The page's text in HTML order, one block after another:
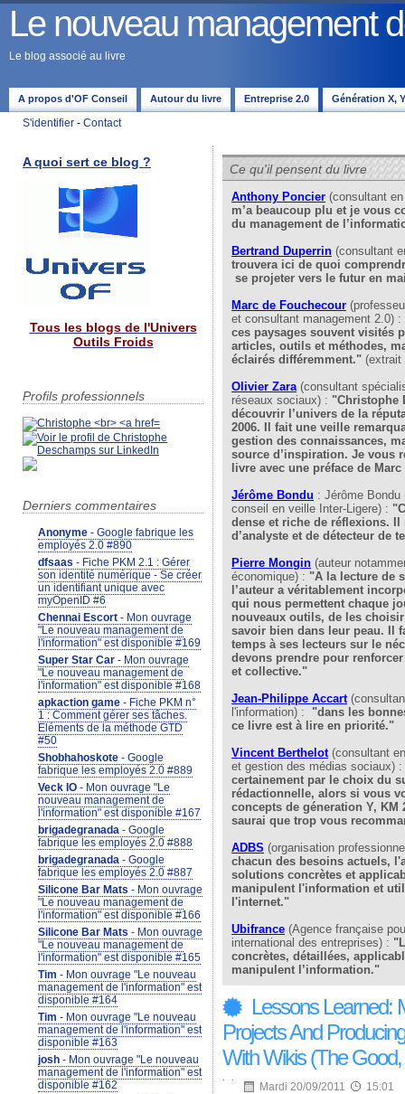
Le nouveau management
Le blog associé au livre
A propos d'OF Conseil Autour du livre Entreprise 2.0 Génération X,
S'identifier - Contact
A quoi sert ce blog ?
Tous les blogs de l'Univers
Outils Froids
Profils professionnels
Derniers commentaires
Anonyme - Google fabrique les
employés 2.0 #890
dfsaas - Fiche PKM 2.1 : Gérer
son identité numérique - Se créer
un identifiant unique avec
myOpenID #6
Chennai Escort - Mon ouvrage
"Le nouveau management de
l'information" est disponible #169
Super Star Car - Mon ouvrage
"Le nouveau management de
l'information" est disponible #168
apkaction game - Fiche PKM n°
1 : Comment gérer ses tâches.
Eléments de la méthode GTD
#50
Shobhahoskote - Google
fabrique les employés 2.0 #889
Veck IO - Mon ouvrage "Le
nouveau management de
l'information" est disponible #167
brigadegranada - Google
fabrique les employés 2.0 #888
brigadegranada - Google
fabrique les employés 2.0 #887
Silicone Bar Mats - Mon ouvrage
"Le nouveau management de
l'information" est disponible #166
Silicone Bar Mats - Mon ouvrage
"Le nouveau management de
l'information" est disponible #165
Tim - Mon ouvrage "Le nouveau
management de l'information" est
disponible #164
Tim - Mon ouvrage "Le nouveau
management de l'information" est
disponible #163
josh - Mon ouvrage "Le nouveau
management de l'information" est
disponible #162
Ce qu'il pensent du livre
Anthony Poncier (consultant
m’a beaucoup plu et je vous
du management de
Bertrand Duperrin (consultant
trouvera ici de quoi
se projeter vers le futur en
Marc de Fouchecour
et consultant management 2.0) :
ces paysages souvent visités
articles, outils et méthodes,
éclairés différemment." (extrait
Olivier Zara(consultant
réseaux sociaux) : "Christophe
découvrir l’univers de la
2006. Il fait une veille
gestion des connaissances,
source d’inspiration. Je vous
livre avec une préface de
Jérôme Bondu : Jérôme
conseil en veille Inter-Ligere) :
dense et riche de réflexions.
d’analyste et de détecteur de
Pierre Mongin (auteur
économique) : "A la lecture de
l’auteur a véritablement
qui nous permettent chaque
nouveaux outils, de les
savoir bien dans leur peau. Il
temps à ses lecteurs sur le
devons prendre pour
et collective."
Jean-Philippe Accart
l'information) : "dans les
ce livre est à lire en priorité."
Vincent Berthelot(consultant
et gestion des médias sociaux) :
certainement par le choix du
rédactionnelle, alors si vous
concepts de géneration Y, KM
saurai que trop vous
ADBS (organisation
chacun des besoins actuels,
solutions concrètes et
manipulent l'information et
l'internet."
Ubifrance (Agence française
international des entreprises) :
concrètes, détaillées,
manipulent l’information."
Lessons Learned:
Projects And
With Wikis (The
Mardi 20/09/2011 15:01